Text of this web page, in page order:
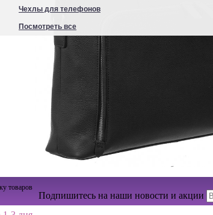
Чехлы для телефонов
Посмотреть все
товаров
Подпишитесь на наши новости и акции